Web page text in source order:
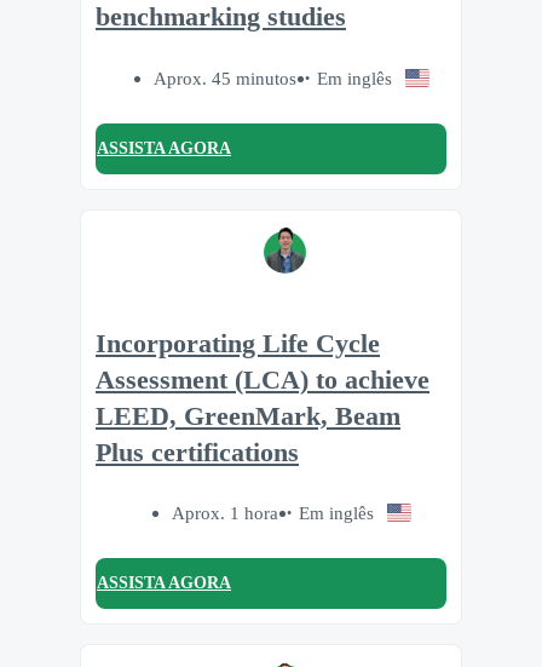
benchmarking studies
Aprox. 45 minutos Em inglês
ASSISTA AGORA
Incorporating Life Cycle
Assessment (LCA) to achieve
LEED, GreenMark, Beam
Plus certifications
Aprox. 1 hora Em inglês
ASSISTA AGORA